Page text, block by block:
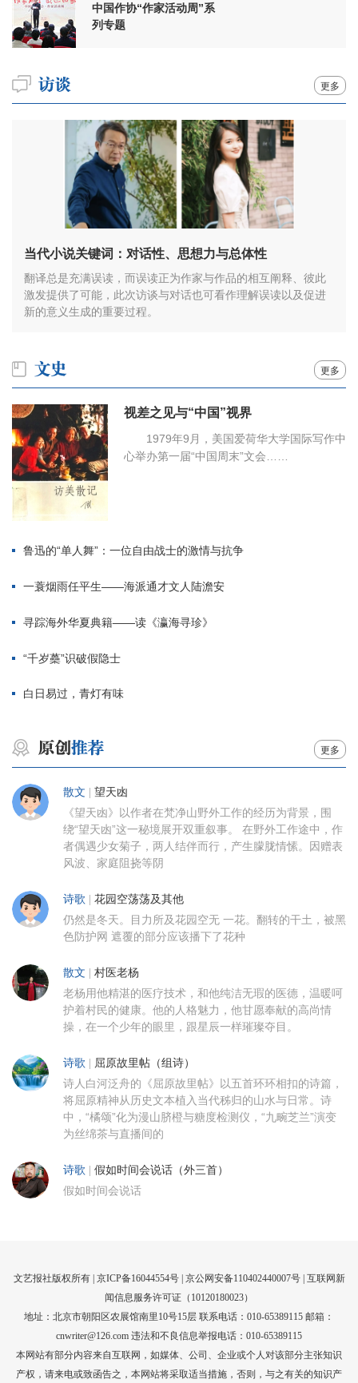
中国作协“作家活动周”系
列专题
更多
当代小说关键词：对话性、思想力与总体性
翻译总是充满误读，而误读正为作家与作品的相互阐释、彼此
激发提供了可能，此次访谈与对话也可看作理解误读以及促进
新的意义生成的重要过程。
更多
视差之见与“中国”视界
1979年9月，美国爱荷华大学国际写作中
心举办第一届“中国周末”文会……
鲁迅的“单人舞”：一位自由战士的激情与抗争
一蓑烟雨任平生——海派通才文人陆澹安
寻踪海外华夏典籍——读《瀛海寻珍》
“千岁蘽”识破假隐士
白日易过，青灯有味
更多
散文 | 望天凼
《望天凼》以作者在梵净山野外工作的经历为背景，围
绕“望天凼”这一秘境展开双重叙事。 在野外工作途中，作
者偶遇少女菊子，两人结伴而行，产生朦胧情愫。因赠表
风波、家庭阻挠等阴
诗歌 | 花园空荡荡及其他
仍然是冬天。目力所及花园空无 一花。翻转的干土，被黑
色防护网 遮覆的部分应该播下了花种
散文 | 村医老杨
老杨用他精湛的医疗技术，和他纯洁无瑕的医德，温暖呵
护着村民的健康。他的人格魅力，他甘愿奉献的高尚情
操，在一个少年的眼里，跟星辰一样璀璨夺目。
诗歌 | 屈原故里帖（组诗）
诗人白河泛舟的《屈原故里帖》以五首环环相扣的诗篇，
将屈原精神从历史文本植入当代秭归的山水与日常。诗
中，“橘颂”化为漫山脐橙与糖度检测仪，“九畹芝兰”演变
为丝绵茶与直播间的
诗歌 | 假如时间会说话（外三首）
假如时间会说话
文艺报社版权所有 | 京ICP备16044554号| 京公网安备110402440007号 | 互联网新
闻信息服务许可证（10120180023）
地址：北京市朝阳区农展馆南里10号15层 联系电话：010-65389115 邮箱：
cnwriter@126.com 违法和不良信息举报电话：010-65389115
本网站有部分内容来自互联网，如媒体、公司、企业或个人对该部分主张知识
产权，请来电或致函告之，本网站将采取适当措施，否则，与之有关的知识产